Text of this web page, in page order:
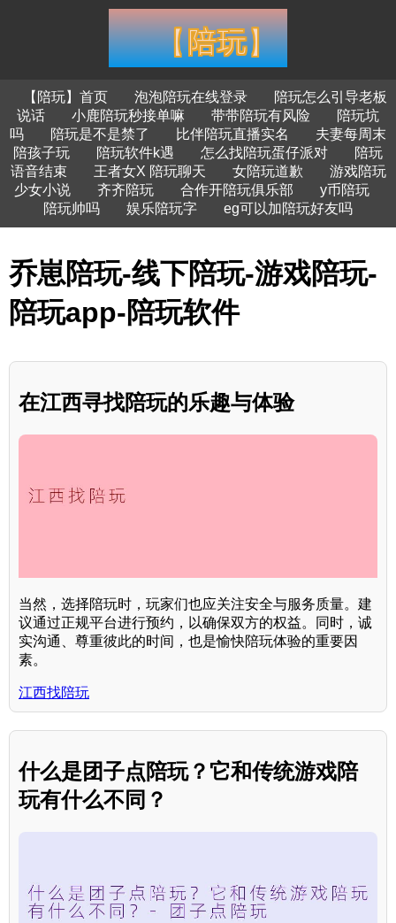
【陪玩】首页 泡泡陪玩在线登录
陪玩怎么引导老板
说话
小鹿陪玩秒接单嘛 带带陪玩有风险
陪玩坑
吗
陪玩是不是禁了 比伴陪玩直播实名
夫妻每周末
陪孩子玩
陪玩软件k遇 怎么找陪玩蛋仔派对
陪玩
语音结束
王者女X 陪玩聊天 女陪玩道歉
游戏陪玩
少女小说
齐齐陪玩 合作开陪玩俱乐部
y币陪玩
陪玩帅吗
娱乐陪玩字 eg可以加陪玩好友吗
乔崽陪玩-线下陪玩-游戏陪玩-
陪玩app-陪玩软件
在江西寻找陪玩的乐趣与体验
当然，选择陪玩时，玩家们也应关注安全与服务质量。建
议通过正规平台进行预约，以确保双方的权益。同时，诚
实沟通、尊重彼此的时间，也是愉快陪玩体验的重要因
素。
江西找陪玩
什么是团子点陪玩？它和传统游戏陪
玩有什么不同？